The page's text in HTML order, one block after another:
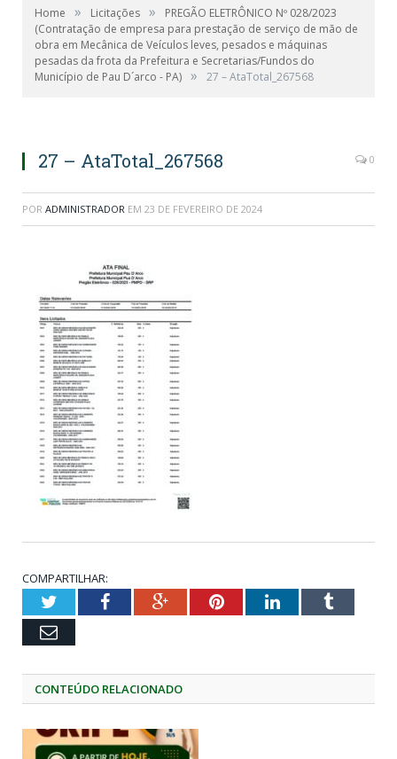
Home » Licitações »
PREGÃO ELETRÔNICO Nº 028/2023
(Contratação de empresa para prestação de serviço de mão de
obra em Mecânica de Veículos leves, pesados e máquinas
pesadas da frota da Prefeitura e Secretarias/Fundos do
Município de Pau D´arco - PA) » 27 – AtaTotal_267568
27 – AtaTotal_267568 0
POR ADMINISTRADOR EM 23 DE FEVEREIRO DE 2024
COMPARTILHAR:
TwitterFacebookGoogle+PinterestLinkedInTumblr
Email
CONTEÚDO RELACIONADO